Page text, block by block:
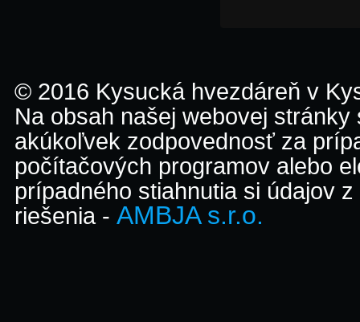
© 2016 Kysucká hvezdáreň v
Na obsah našej webovej
akúkoľvek zodpovednosť za
počítačových programov alebo
prípadného stiahnutia si údajov
riešenia - AMBJA s.r.o.